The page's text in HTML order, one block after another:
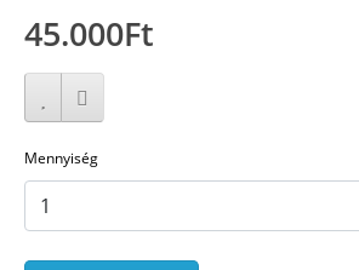
45.000Ft
Mennyiség